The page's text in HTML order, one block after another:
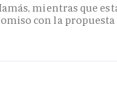
mientras que
con la propuesta